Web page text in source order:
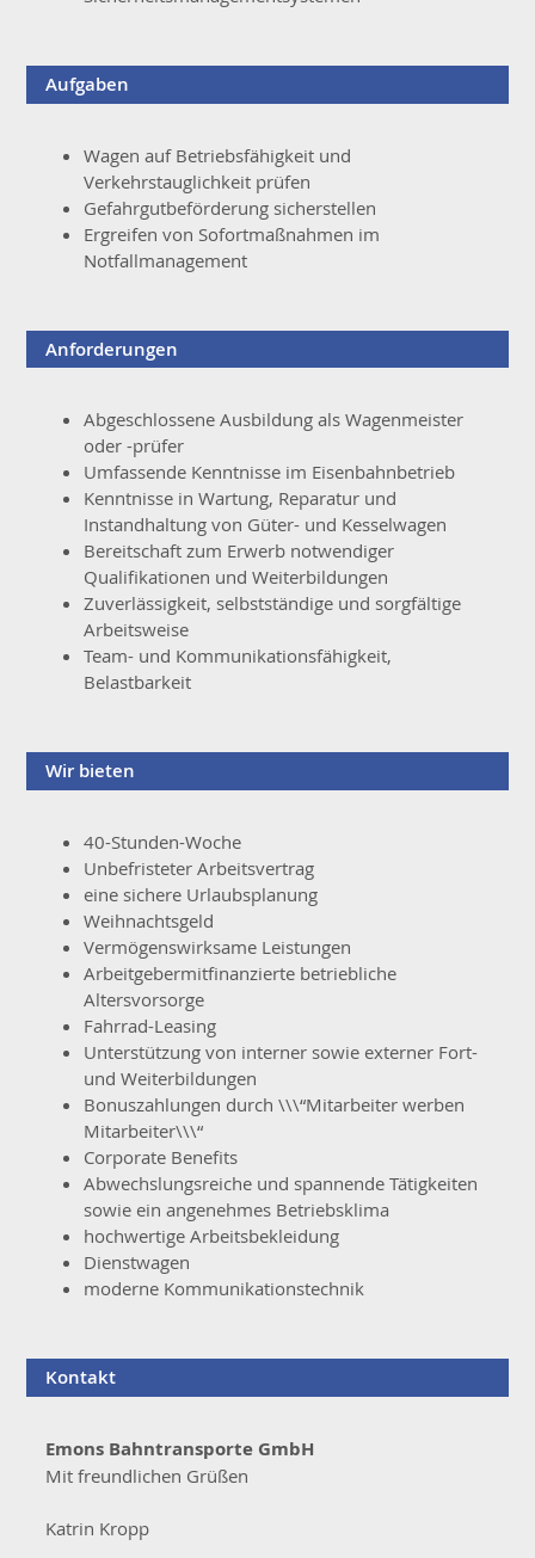
Aufgaben
Wagen auf Betriebsfähigkeit und
Verkehrstauglichkeit prüfen
Gefahrgutbeförderung sicherstellen
Ergreifen von Sofortmaßnahmen im
Notfallmanagement
Anforderungen
Abgeschlossene Ausbildung als Wagenmeister
oder -prüfer
Umfassende Kenntnisse im Eisenbahnbetrieb
Kenntnisse in Wartung, Reparatur und
Instandhaltung von Güter- und Kesselwagen
Bereitschaft zum Erwerb notwendiger
Qualifikationen und Weiterbildungen
Zuverlässigkeit, selbstständige und sorgfältige
Arbeitsweise
Team- und Kommunikationsfähigkeit,
Belastbarkeit
Wir bieten
40-Stunden-Woche
Unbefristeter Arbeitsvertrag
eine sichere Urlaubsplanung
Weihnachtsgeld
Vermögenswirksame Leistungen
Arbeitgebermitfinanzierte betriebliche
Altersvorsorge
Fahrrad-Leasing
Unterstützung von interner sowie externer Fort-
und Weiterbildungen
Bonuszahlungen durch \\\“Mitarbeiter werben
Mitarbeiter\\\“
Corporate Benefits
Abwechslungsreiche und spannende Tätigkeiten
sowie ein angenehmes Betriebsklima
hochwertige Arbeitsbekleidung
Dienstwagen
moderne Kommunikationstechnik
Kontakt
Emons Bahntransporte GmbH
Mit freundlichen Grüßen
Katrin Kropp